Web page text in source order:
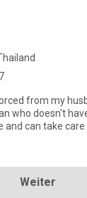
from my
who doesn't
can take care
Weiter